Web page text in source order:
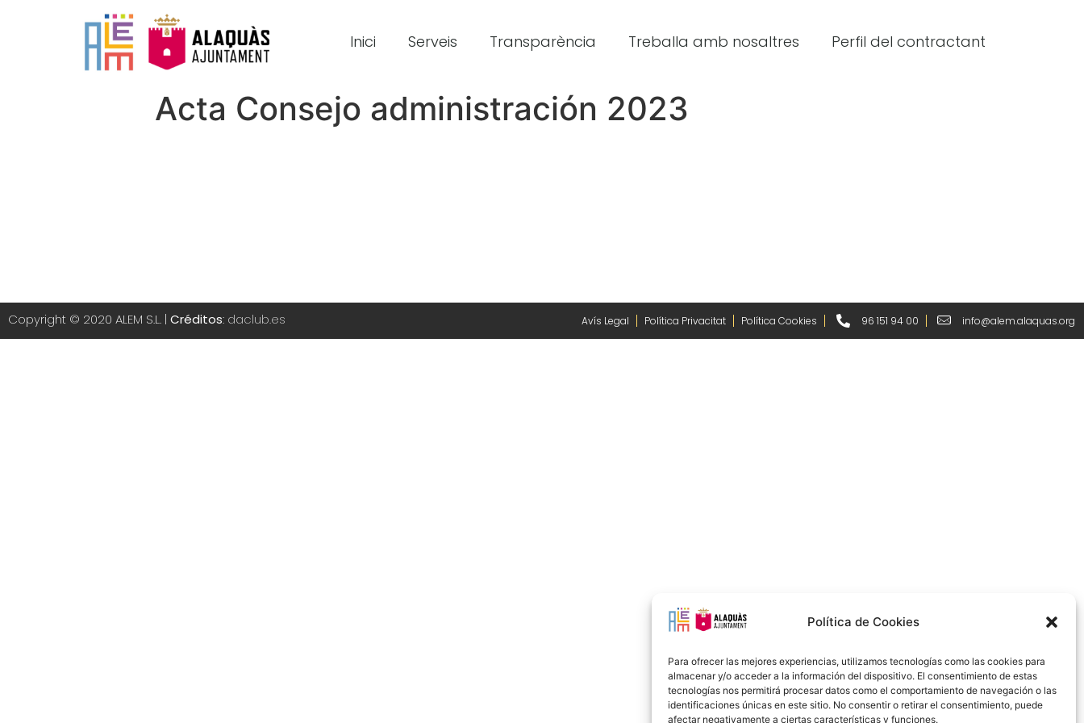
Política de Cookies
Para ofrecer las mejores experiencias, utilizamos tecnologías como las cookies para
almacenar y/o acceder a la información del dispositivo. El consentimiento de estas
tecnologías nos permitirá procesar datos como el comportamiento de navegación o las
identificaciones únicas en este sitio. No consentir o retirar el consentimiento, puede
afectar negativamente a ciertas características y funciones.
Inici Serveis Transparència Treballa amb nosaltres Perfil del contractant
Acta Consejo administración 2023
Copyright © 2020 ALEM S.L. | Créditos: daclub.es Avís Legal Política Privacitat Política Cookies 96 151 94 00 info@alem.alaquas.org